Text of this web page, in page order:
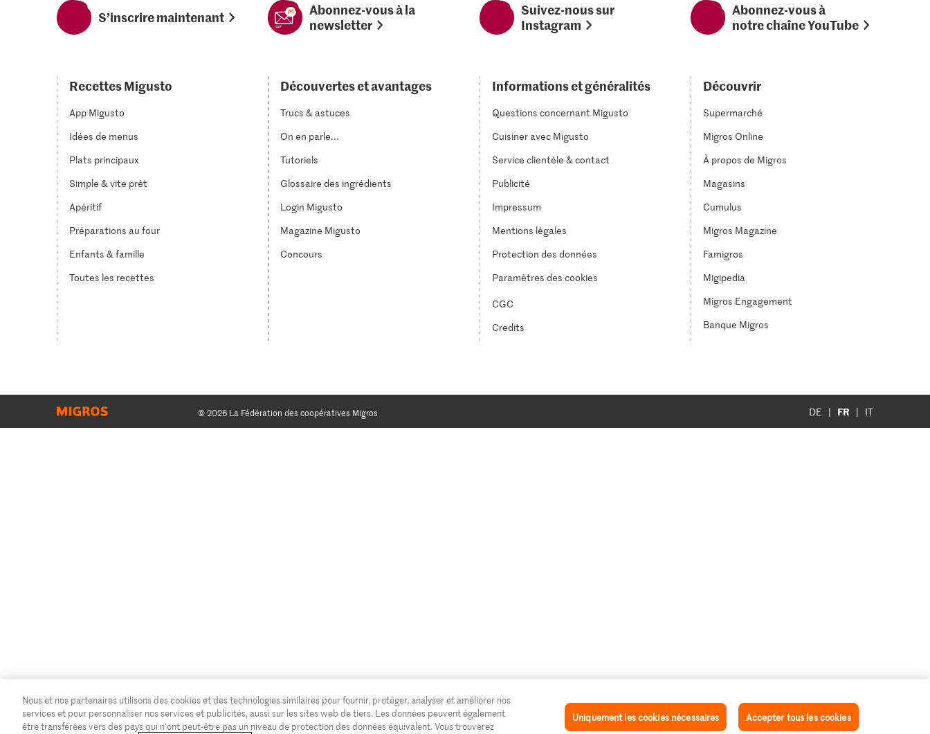
S’inscrire maintenant
Abonnez-vous à la
newsletter
Suivez-nous sur
Instagram
Abonnez-vous à
notre chaîne YouTube
Recettes Migusto
App Migusto
Idées de menus
Plats principaux
Simple & vite prêt
Apéritif
Préparations au four
Enfants & famille
Toutes les recettes
Découvertes et avantages
Trucs & astuces
On en parle...
Tutoriels
Glossaire des ingrédients
Login Migusto
Magazine Migusto
Concours
Informations et généralités
Questions concernant Migusto
Cuisiner avec Migusto
Service clientèle & contact
Publicité
Impressum
Mentions légales
Protection des données
Paramètres des cookies
CGC
Credits
Découvrir
Supermarché
Migros Online
À propos de Migros
Magasins
Cumulus
Migros Magazine
Famigros
Migipedia
Migros Engagement
Banque Migros
© 2026 La Fédération des coopératives Migros DE FR IT
Nous et nos partenaires utilisons des cookies et des technologies similaires pour fournir, protéger, analyser et améliorer nos
services et pour personnaliser nos services et publicités, aussi sur les sites web de tiers. Les données peuvent également
être transférées vers des pays qui n'ont peut-être pas un niveau de protection des données équivalent. Vous trouverez
Uniquement les cookies nécessaires Accepter tous les cookies